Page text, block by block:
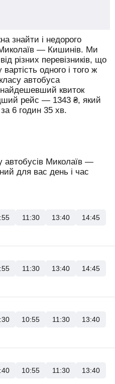
знайти і недорого
— Кишинів. Ми
різних перевізників, що
одного і того ж
автобуса
квиток
рейс — 1343 ₴, який
6 годин 35 хв.
автобусів Миколаїв —
для вас день і час
11:30 13:40
14:45
11:30 13:40
14:45
10:55 11:30
13:40
10:55 11:30
13:40